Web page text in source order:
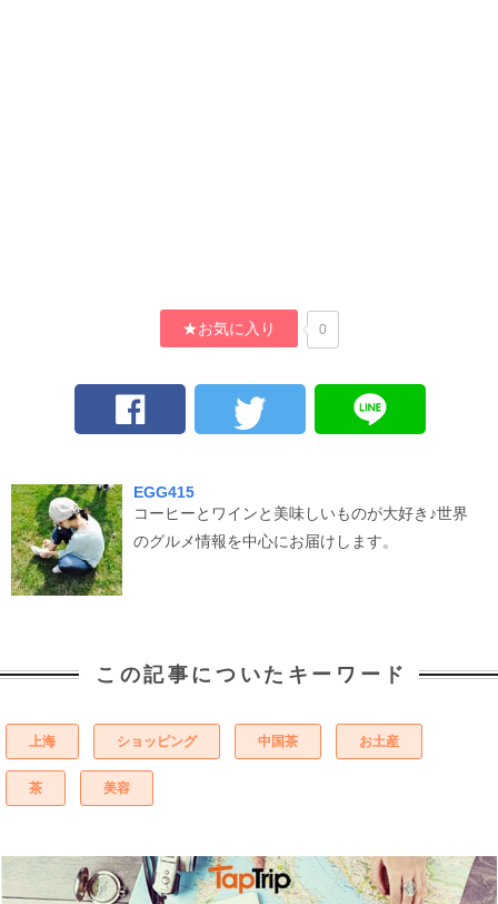
★お気に入り 0
EGG415
コーヒーとワインと美味しいものが大好き♪世界
のグルメ情報を中心にお届けします。
この記事についたキーワード
上海 ショッピング 中国茶 お土産
茶 美容